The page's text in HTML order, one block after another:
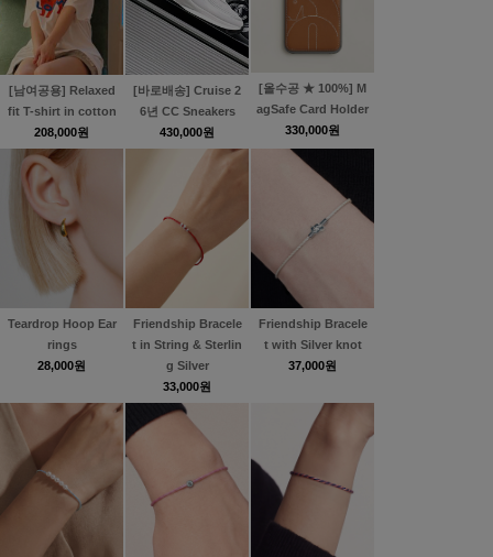
[남여공용] Relaxed
fit T-shirt in cotton
208,000원
[바로배송] Cruise 2
6년 CC Sneakers
430,000원
[올수공 ★ 100%] M
agSafe Card Holder
330,000원
Teardrop Hoop Ear
rings
28,000원
Friendship Bracele
t in String & Sterlin
g Silver
33,000원
Friendship Bracele
t with Silver knot
37,000원